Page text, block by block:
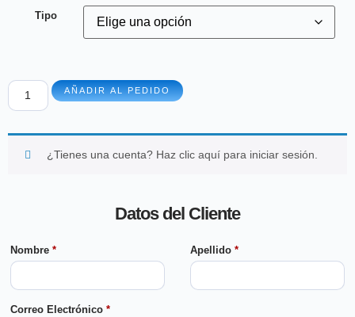
Tipo
AÑADIR AL PEDIDO
¿Tienes una cuenta? Haz clic aquí para iniciar sesión.
Datos del Cliente
Nombre * Apellido *
Correo Electrónico *